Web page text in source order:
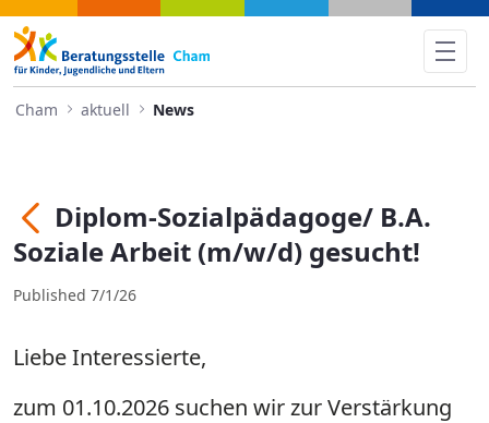
Diplom-Sozialpädagoge/
Cham aktuell News
Back
Diplom-Sozialpädagoge/ B.A.
Soziale Arbeit (m/w/d) gesucht!
Published 7/1/26
Liebe Interessierte,
zum 01.10.2026 suchen wir zur Verstärkung